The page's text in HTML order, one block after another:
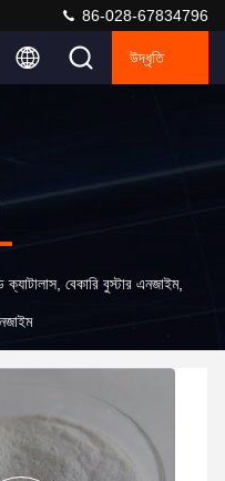
86-028-67834796
উদ্ধৃতি
বেকারি বুস্টার এনজাইম,